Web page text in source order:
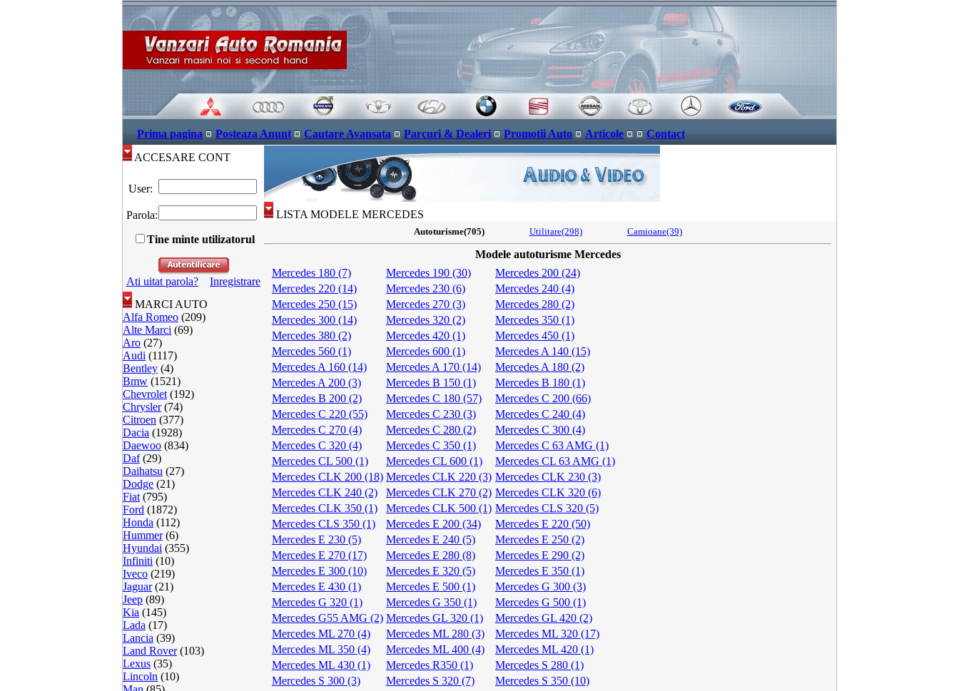
Prima pagina Posteaza Anunt Cautare Avansata Parcuri & Dealeri Promotii Auto Articole
Contact
ACCESARE CONT
User:
Parola:
Tine minte utilizatorul
Ati uitat parola?
Inregistrare
MARCI AUTO
Alfa Romeo (209)
Alte Marci (69)
Aro (27)
Audi (1117)
Bentley (4)
Bmw (1521)
Chevrolet (192)
Chrysler(74)
Citroen (377)
Dacia (1928)
Daewoo (834)
Daf(29)
Daihatsu (27)
Dodge (21)
Fiat (795)
Ford (1872)
Honda (112)
Hummer(6)
Hyundai (355)
Infiniti (10)
Iveco (219)
Jaguar(21)
Jeep (89)
Kia (145)
Lada (17)
Lancia (39)
Land Rover(103)
Lexus (35)
Lincoln (10)
LISTA MODELE MERCEDES
Autoturisme(705) Utilitare(298) Camioane(39)
Modele autoturisme Mercedes
Mercedes 180 (7)
Mercedes 190 (30)
Mercedes 200 (24)
Mercedes 220 (14)
Mercedes 230 (6)
Mercedes 240 (4)
Mercedes 250 (15)
Mercedes 270 (3)
Mercedes 280 (2)
Mercedes 300 (14)
Mercedes 320 (2)
Mercedes 350 (1)
Mercedes 380 (2)
Mercedes 420 (1)
Mercedes 450 (1)
Mercedes 560 (1)
Mercedes 600 (1)
Mercedes A 140 (15)
Mercedes A 160 (14)
Mercedes A 170 (14)
Mercedes A 180 (2)
Mercedes A 200 (3)
Mercedes B 150 (1)
Mercedes B 180 (1)
Mercedes B 200 (2)
Mercedes C 180 (57)
Mercedes C 200 (66)
Mercedes C 220 (55)
Mercedes C 230 (3)
Mercedes C 240 (4)
Mercedes C 270 (4)
Mercedes C 280 (2)
Mercedes C 300 (4)
Mercedes C 320 (4)
Mercedes C 350 (1)
Mercedes C 63 AMG (1)
Mercedes CL 500 (1)
Mercedes CL 600 (1)
Mercedes CL 63 AMG (1)
Mercedes CLK 200 (18) Mercedes CLK 220 (3) Mercedes CLK 230 (3)
Mercedes CLK 240 (2)
Mercedes CLK 270 (2) Mercedes CLK 320 (6)
Mercedes CLK 350 (1)
Mercedes CLK 500 (1) Mercedes CLS 320 (5)
Mercedes CLS 350 (1)
Mercedes E 200 (34)
Mercedes E 220 (50)
Mercedes E 230 (5)
Mercedes E 240 (5)
Mercedes E 250 (2)
Mercedes E 270 (17)
Mercedes E 280 (8)
Mercedes E 290 (2)
Mercedes E 300 (10)
Mercedes E 320 (5)
Mercedes E 350 (1)
Mercedes E 430 (1)
Mercedes E 500 (1)
Mercedes G 300 (3)
Mercedes G 320 (1)
Mercedes G 350 (1)
Mercedes G 500 (1)
Mercedes G55 AMG (2) Mercedes GL 320 (1)
Mercedes GL 420 (2)
Mercedes ML 270 (4)
Mercedes ML 280 (3)
Mercedes ML 320 (17)
Mercedes ML 350 (4)
Mercedes ML 400 (4)
Mercedes ML 420 (1)
Mercedes ML 430 (1)
Mercedes R350 (1)
Mercedes S 280 (1)
Mercedes S 300 (3)
Mercedes S 320 (7)
Mercedes S 350 (10)